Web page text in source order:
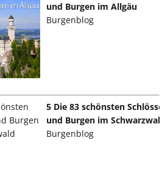
und Burgen im Allgäu
Burgenblog
5 Die 83 schönsten Schlösser
und Burgen im Schwarzwald
Burgenblog